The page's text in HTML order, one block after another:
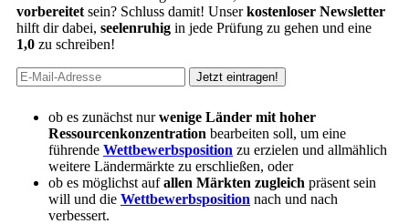
vorbereitet sein? Schluss damit! Unserkostenloser Newsletter
hilft dir dabei, seelenruhig in jede Prüfung zu gehen und eine
1,0 zu schreiben!
ob es zunächst nurwenige Länder mit hoher
Ressourcenkonzentration bearbeiten soll, um eine
führende Wettbewerbsposition zu erzielen und allmählich
weitere Ländermärkte zu erschließen, oder
ob es möglichst aufallen Märkten zugleich präsent sein
will und die Wettbewerbsposition nach und nach
verbessert.